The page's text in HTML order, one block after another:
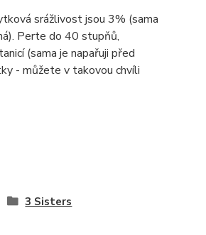
srážlivost jsou 3% (sama
Perte do 40 stupňů,
(sama je napařuji před
- můžete v takovou chvíli
3 Sisters